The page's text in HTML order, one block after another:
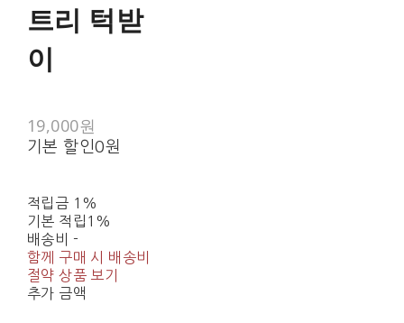
트리 턱받
이
19,000원
기본 할인0원
적립금 1%
기본 적립 1%
배송비 -
함께 구매 시 배송비
절약 상품 보기
추가 금액